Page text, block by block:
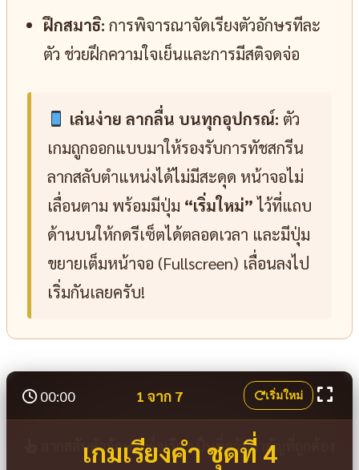
ฝึกสมาธิ: การพิจารณาจัดเรียงตัวอักษรทีละ
ตัว ช่วยฝึกความใจเย็นและการมีสติจดจ่อ
เล่นง่าย ลากลื่น บนทุกอุปกรณ์: ตัว
เกมถูกออกแบบมาให้รองรับการทัชสกรีน
ลากสลับตำแหน่งได้ไม่มีสะดุด หน้าจอไม่
เลื่อนตาม พร้อมมีปุ่ม “เริ่มใหม่” ไว้ที่แถบ
ด้านบนให้กดรีเซ็ตได้ตลอดเวลา และมีปุ่ม
ขยายเต็มหน้าจอ (Fullscreen) เลื่อนลงไป
เริ่มกันเลยครับ!
00:00 1 จาก 7 เริ่มใหม่
ลากสลับตัวอักษรเพื่อเรียงเป็นชื่อวันสำคัญที่ถูกต้อง
เกมเรียงคำ ชุดที่ 4